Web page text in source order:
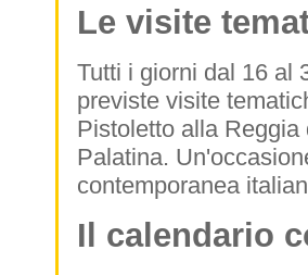
Le visite
Tutti i giorni dal 16 al
previste visite
Pistoletto alla
Palatina.
contemporanea
Il calendario